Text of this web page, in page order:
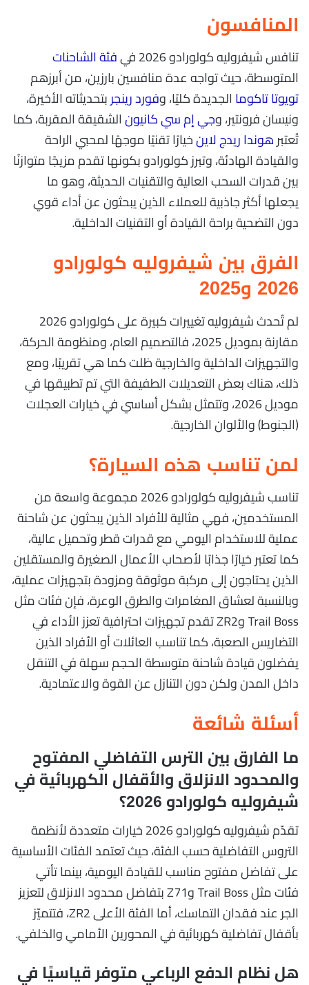
المنافسون
تنافس شيفروليه كولورادو 2026 في
فئة الشاحنات
المتوسطة، حيث تواجه عدة منافسين بارزين، من أبرزهم
تويوتا تاكوما الجديدة كليًا، وفورد رينجربتحديثاته الأخيرة،
ونيسان فرونتير، وجي إم سي كانيونالشقيقة المقربة، كما
تُعتبرهوندا ريدج لاينخيارًا تقنيًا موجهًا لمحبي الراحة
والقيادة الهادئة، وتبرز كولورادو بكونها تقدم مزيجًا متوازنًا
بين قدرات السحب العالية والتقنيات الحديثة، وهو ما
يجعلها أكثر جاذبية للعملاء الذين يبحثون عن أداء قوي
دون التضحية براحة القيادة أو التقنيات الداخلية.
الفرق بين شيفروليه كولورادو
2026 و2025
لم تُحدث شيفروليه تغييرات كبيرة على كولورادو 2026
مقارنة بموديل 2025، فالتصميم العام، ومنظومة الحركة،
والتجهيزات الداخلية والخارجية ظلت كما هي تقريبًا، ومع
ذلك، هناك بعض التعديلات الطفيفة التي تم تطبيقها في
موديل 2026، وتتمثل بشكل أساسي في خيارات العجلات
(الجنوط) والألوان الخارجية.
لمن تناسب هذه السيارة؟
تناسب شيفروليه كولورادو 2026 مجموعة واسعة من
المستخدمين، فهي مثالية للأفراد الذين يبحثون عن شاحنة
عملية للاستخدام اليومي مع قدرات قطر وتحميل عالية،
كما تعتبر خيارًا جذابًا لأصحاب الأعمال الصغيرة والمستقلين
الذين يحتاجون إلى مركبة موثوقة ومزودة بتجهيزات عملية،
وبالنسبة لعشاق المغامرات والطرق الوعرة، فإن فئات مثل
Trail Boss وZR2 تقدم تجهيزات احترافية تعزز الأداء في
التضاريس الصعبة، كما تناسب العائلات أو الأفراد الذين
يفضلون قيادة شاحنة متوسطة الحجم سهلة في التنقل
داخل المدن ولكن دون التنازل عن القوة والاعتمادية.
أسئلة شائعة
ما الفارق بين الترس التفاضلي المفتوح
والمحدود الانزلاق والأقفال الكهربائية في
شيفروليه كولورادو 2026؟
تقدّم شيفروليه كولورادو 2026 خيارات متعددة لأنظمة
التروس التفاضلية حسب الفئة، حيث تعتمد الفئات الأساسية
على تفاضل مفتوح مناسب للقيادة اليومية، بينما تأتي
فئات مثل Trail Boss وZ71 بتفاضل محدود الانزلاق لتعزيز
الجر عند فقدان التماسك، أما الفئة الأعلى ZR2، فتتميّز
بأقفال تفاضلية كهربائية في المحورين الأمامي والخلفي.
هل نظام الدفع الرباعي متوفر قياسيًا في